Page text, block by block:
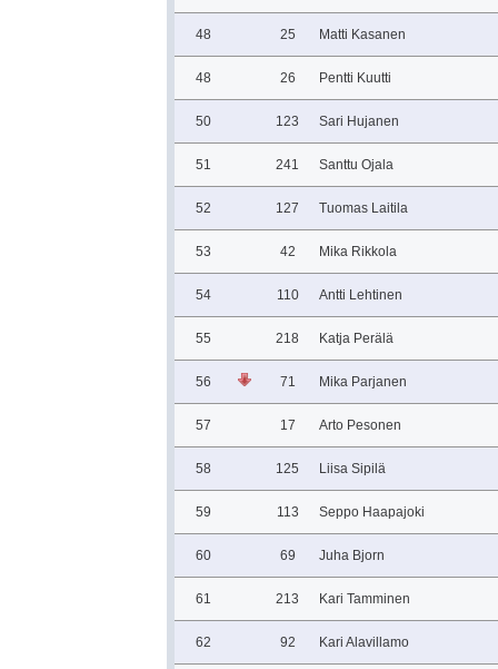
48 25 Matti Kasanen
48 26 Pentti Kuutti
50 123 Sari Hujanen
51 241 Santtu Ojala
52 127 Tuomas Laitila
53 42 Mika Rikkola
54 110 Antti Lehtinen
55 218 Katja Perälä
56 71 Mika Parjanen
57 17 Arto Pesonen
58 125 Liisa Sipilä
59 113 Seppo Haapajoki
60 69 Juha Bjorn
61 213 Kari Tamminen
62 92 Kari Alavillamo